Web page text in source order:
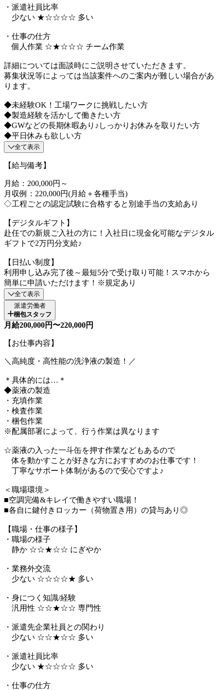
・派遣社員比率
少ない ★☆☆☆☆ 多い
・仕事の仕方
個人作業 ☆★☆☆☆ チーム作業
詳細については面談時にご説明させていただきます。
募集状況等によっては当該案件へのご案内が難しい場合があ
ります。
◆未経験OK！工場ワークに挑戦したい方
◆製造経験を活かして働きたい方
◆GWなどの長期休暇あり♪しっかりお休みを取りたい方
◆平日休みも欲しい方
全て表示
【給与備考】
月給：200,000円～
月収例：220,000円(月給＋各種手当)
◇工程ごとの認定試験に合格すると別途手当の支給あり
【デジタルギフト】
赴任での新規ご入社の方に！入社日に現金化可能なデジタル
ギフトで2万円分支給♪
【日払い制度】
利用申し込み完了後～最短5分で受け取り可能！スマホから
簡単に申請いただけます！※規定あり
全て表示
派遣労働者
梱包スタッフ
月給200,000円〜220,000円
【お仕事内容】
＼高純度・高性能の洗浄液の製造！／
＊具体的には…＊
◆薬液の製造
・充填作業
・検査作業
・梱包作業
※配属部署によって、行う作業は異なります
☆薬液の入った一斗缶を押す作業などもあるので
体を動かすことが好きな方におすすめのお仕事です！
丁寧なサポート体制があるので安心ですよ♪
＜職場環境＞
■空調完備&キレイで働きやすい職場！
■各自に鍵付きロッカー（荷物置き用）の貸与あり◎
【職場・仕事の様子】
・職場の様子
静か ☆☆★☆☆ にぎやか
・業務外交流
少ない ☆☆☆☆★ 多い
・身につく知識/経験
汎用性 ☆☆★☆☆ 専門性
・派遣先企業社員との関わり
少ない ☆☆★☆☆ 多い
・派遣社員比率
少ない ★☆☆☆☆ 多い
・仕事の仕方